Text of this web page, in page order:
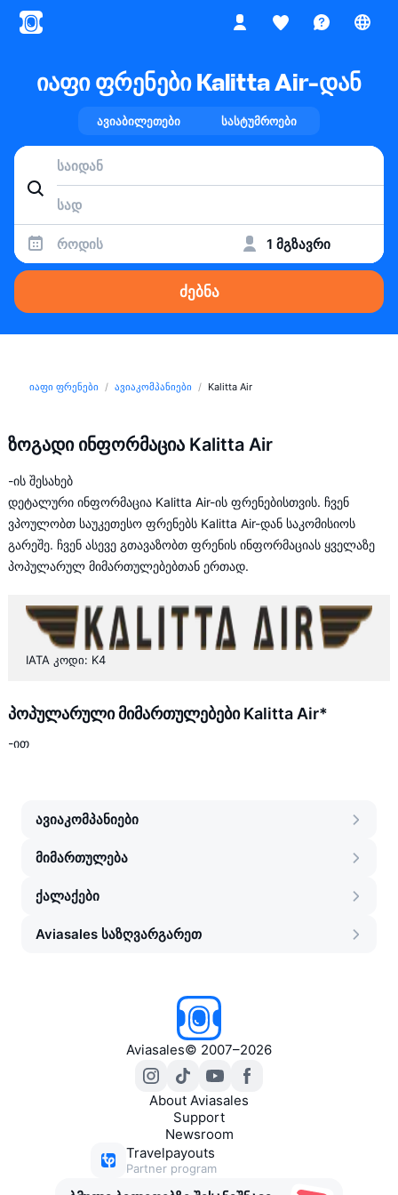
იაფი ფრენები Kalitta Air-დან
ავიაბილეთები სასტუმროები
როდის 1 მგზავრი
ძებნა
იაფი ფრენები ავიაკომპანიები Kalitta Air
ზოგადი ინფორმაცია Kalitta Air
-ის შესახებ
დეტალური ინფორმაცია Kalitta Air-ის ფრენებისთვის. ჩვენ
ვპოულობთ საუკეთესო ფრენებს Kalitta Air-დან საკომისიოს
გარეშე. ჩვენ ასევე გთავაზობთ ფრენის ინფორმაციას ყველაზე
პოპულარულ მიმართულებებთან ერთად.
IATA კოდი: K4
პოპულარული მიმართულებები Kalitta Air*
-ით
ავიაკომპანიები
მიმართულება
ქალაქები
Aviasales საზღვარგარეთ
Aviasales© 2007–2026
About Aviasales
Support
Newsroom
Travelpayouts
Partner program